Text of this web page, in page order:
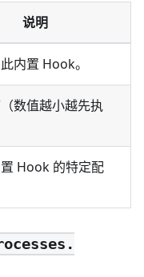
说明
内置 Hook。
数值越小越先执
Hook 的特定配